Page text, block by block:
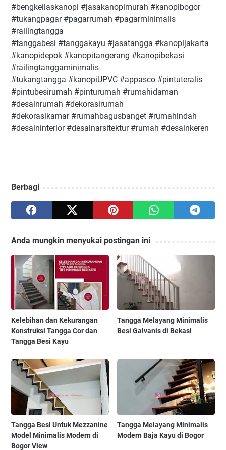
#bengkellaskanopi #jasakanopimurah #kanopibogor
#tukangpagar #pagarrumah #pagarminimalis
#railingtangga
#tanggabesi #tanggakayu #jasatangga #kanopijakarta
#kanopidepok #kanopitangerang #kanopibekasi
#railingtanggaminimalis
#tukangtangga #kanopiUPVC #appasco #pintuteralis
#pintubesirumah #pinturumah #rumahidaman
#desainrumah #dekorasirumah
#dekorasikamar #rumahbagusbanget #rumahindah
#desaininterior #desainarsitektur #rumah #desainkeren
Berbagi
Anda mungkin menyukai postingan ini
Kelebihan dan Kekurangan
Konstruksi Tangga Cor dan
Tangga Besi Kayu
Tangga Melayang Minimalis
Besi Galvanis di Bekasi
Tangga Besi Untuk Mezzanine
Model Minimalis Modern di
Bogor View
Tangga Melayang Minimalis
Modern Baja Kayu di Bogor